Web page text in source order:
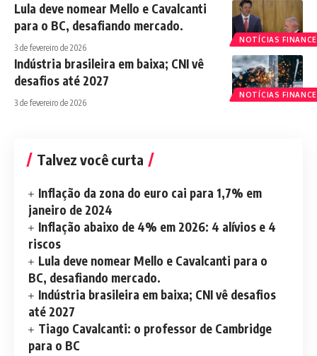
NOTÍCIAS
Lula deve nomear Mello e Cavalcanti
para o BC, desafiando mercado.
3 de fevereiro de 2026
NOTÍCIAS
Indústria brasileira em baixa; CNI vê
desafios até 2027
3 de fevereiro de 2026
Talvez você curta
Inflação da zona do euro cai para 1,7% em
janeiro de 2024
Inflação abaixo de 4% em 2026: 4 alívios e 4
riscos
Lula deve nomear Mello e Cavalcanti para o
BC, desafiando mercado.
Indústria brasileira em baixa; CNI vê desafios
até 2027
Tiago Cavalcanti: o professor de Cambridge
para o BC